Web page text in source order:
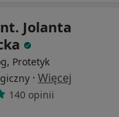
Jolanta
Protetyk
· Więcej
140 opinii